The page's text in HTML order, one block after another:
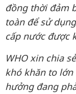
đồng thời đảm
toàn để sử
cấp nước được
WHO xin chia
khó khăn to
hưởng đang